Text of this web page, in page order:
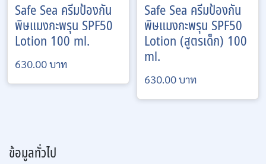
Safe Sea ครีมป้องกัน
พิษแมงกะพรุน SPF50
Lotion 100 ml.
630.00 บาท
Safe Sea ครีมป้องกัน
พิษแมงกะพรุน SPF50
Lotion (สูตรเด็ก) 100
ml.
630.00 บาท
ข้อมูลทั่วไป